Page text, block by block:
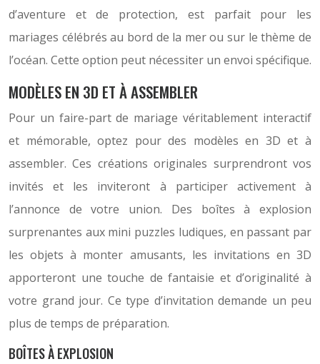
d’aventure et de protection, est parfait pour les
mariages célébrés au bord de la mer ou sur le thème de
l’océan. Cette option peut nécessiter un envoi spécifique.
MODÈLES EN 3D ET À ASSEMBLER
Pour un faire-part de mariage véritablement interactif
et mémorable, optez pour des modèles en 3D et à
assembler. Ces créations originales surprendront vos
invités et les inviteront à participer activement à
l’annonce de votre union. Des boîtes à explosion
surprenantes aux mini puzzles ludiques, en passant par
les objets à monter amusants, les invitations en 3D
apporteront une touche de fantaisie et d’originalité à
votre grand jour. Ce type d’invitation demande un peu
plus de temps de préparation.
BOÎTES À EXPLOSION